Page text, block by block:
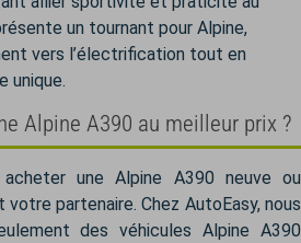
un tournant pour Alpine,
vers l’électrification tout en
unique.
Alpine A390 au meilleur prix ?
une Alpine A390 neuve ou
partenaire. Chez AutoEasy, nous
des véhicules Alpine A390